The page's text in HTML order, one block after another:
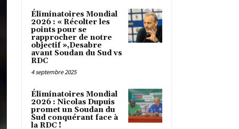
Éliminatoires Mondial
2026 : « Récolter les
points pour se
rapprocher de notre
objectif »,Desabre
avant Soudan du Sud vs
RDC
4 septembre 2025
Éliminatoires Mondial
2026 : Nicolas Dupuis
promet un Soudan du
Sud conquérant face à
la RDC !